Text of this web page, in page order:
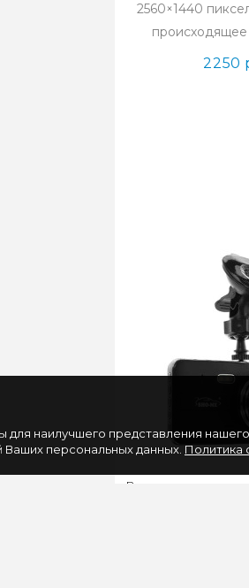
2560×1440
происходящее
2250
наилучшего представления
персональных данных. Политика